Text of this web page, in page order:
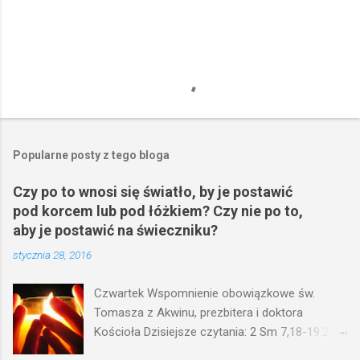
Popularne posty z tego bloga
Czy po to wnosi się światło, by je postawić
pod korcem lub pod łóżkiem? Czy nie po to,
aby je postawić na świeczniku?
stycznia 28, 2016
Czwartek Wspomnienie obowiązkowe św.
Tomasza z Akwinu, prezbitera i doktora
Kościoła Dzisiejsze czytania: 2 Sm 7,18-19.24-